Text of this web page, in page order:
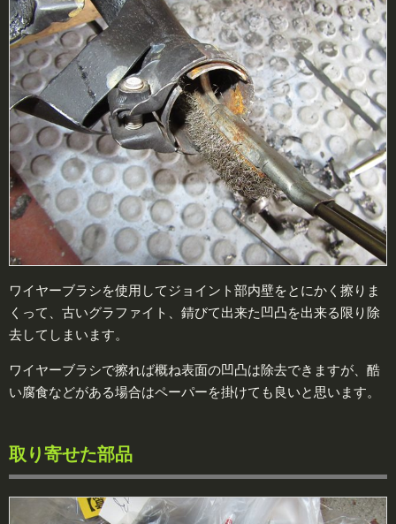
ワイヤーブラシを使用してジョイント部内壁をとにかく擦りま
くって、古いグラファイト、錆びて出来た凹凸を出来る限り除
去してしまいます。
ワイヤーブラシで擦れば概ね表面の凹凸は除去できますが、酷
い腐食などがある場合はペーパーを掛けても良いと思います。
取り寄せた部品